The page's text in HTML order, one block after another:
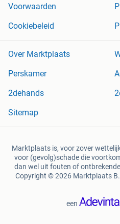
Voorwaarden
Cookiebeleid
Over Marktplaats
Perskamer
2dehands
Sitemap
Marktplaats is, voor zover
voor (gevolg)schade die
dan wel uit fouten of
Copyright © 2026 Marktplaats
een